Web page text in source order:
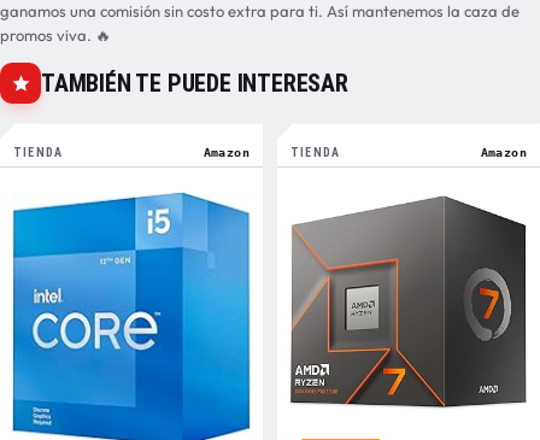
ganamos una comisión sin costo extra para ti. Así mantenemos la caza de
promos viva. 🔥
TAMBIÉN TE PUEDE INTERESAR
TIENDA Amazon TIENDA Amazon